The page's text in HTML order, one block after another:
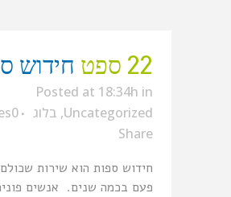
22 ספט חידוש
Posted at 18:34h in
Uncategorized
, בלוג 0
Share
חידוש ספות הוא שירות
פעם בכמה שנים. אנשים